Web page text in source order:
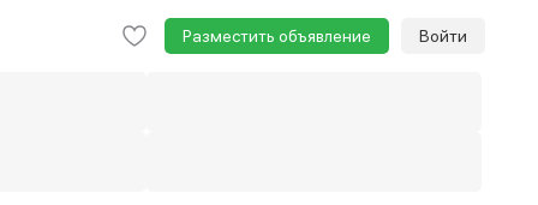
Разместить объявление Войти